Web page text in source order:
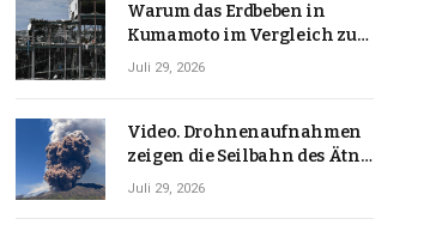
Warum das Erdbeben in
Kumamoto im Vergleich zu
den meisten Erdbeben, die
Juli 29, 2026
Video. Drohnenaufnahmen
zeigen die Seilbahn des Ätna
über einer Vulkanlandschaft
Juli 29, 2026